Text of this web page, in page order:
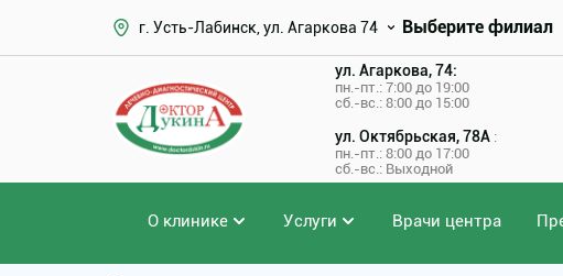
г. Усть-Лабинск, ул. Агаркова 74 Выберите филиал
ул. Агаркова, 74:
пн.-пт.: 7:00 до 19:00
сб.-вс.: 8:00 до 15:00
ул. Октябрьская, 78А :
пн.-пт.: 8:00 до 17:00
сб.-вс.: Выходной
О клинике Услуги Врачи центра